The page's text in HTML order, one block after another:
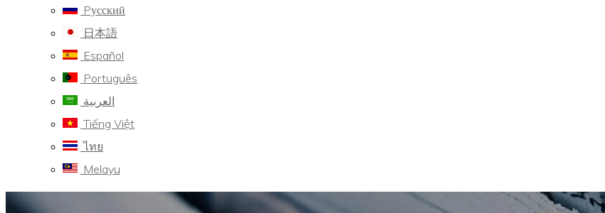
Pусский
日本語
Español
Português
العربية
Tiếng Việt
ไทย
Melayu